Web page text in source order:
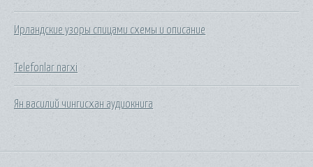
Ирландские узоры спицами схемы и описание
Telefonlar narxi
Ян василий чингисхан аудиокнига